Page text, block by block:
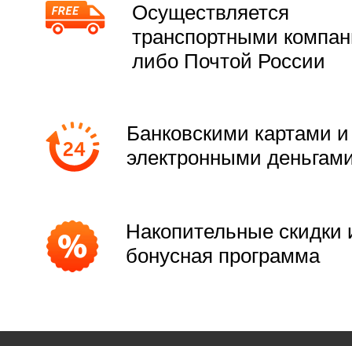
Осуществляется
транспортными
либо Почтой России
Банковскими картами и
электронными
Накопительные скидки
бонусная программа